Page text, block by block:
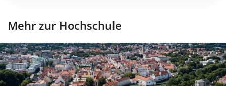
Mehr zur Hochschule